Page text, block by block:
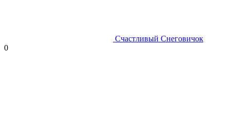
Счастливый Снеговичок
0